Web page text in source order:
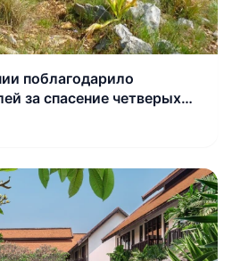
поблагодарило
за спасение четверых